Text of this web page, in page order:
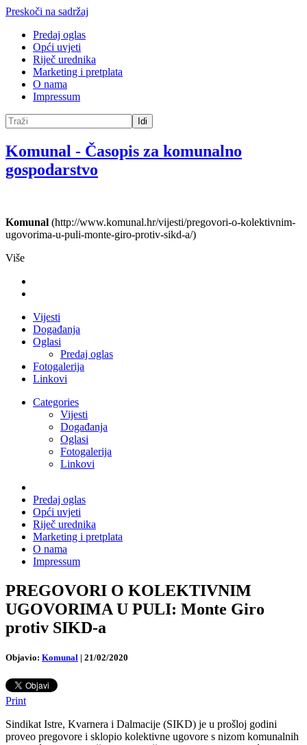
Preskoči na sadržaj
Predaj oglas
Opći uvjeti
Riječ urednika
Marketing i pretplata
O nama
Impressum
Idi
Komunal - Časopis za komunalno
gospodarstvo
Komunal (http://www.komunal.hr/vijesti/pregovori-o-kolektivnim-
ugovorima-u-puli-monte-giro-protiv-sikd-a/)
Više
Vijesti
Događanja
Oglasi
Predaj oglas
Fotogalerija
Linkovi
Categories
Vijesti
Događanja
Oglasi
Fotogalerija
Linkovi
Predaj oglas
Opći uvjeti
Riječ urednika
Marketing i pretplata
O nama
Impressum
PREGOVORI O KOLEKTIVNIM
UGOVORIMA U PULI: Monte Giro
protiv SIKD-a
Objavio: Komunal | 21/02/2020
Print
Sindikat Istre, Kvarnera i Dalmacije (SIKD) je u prošloj godini
proveo pregovore i sklopio kolektivne ugovore s nizom komunalnih